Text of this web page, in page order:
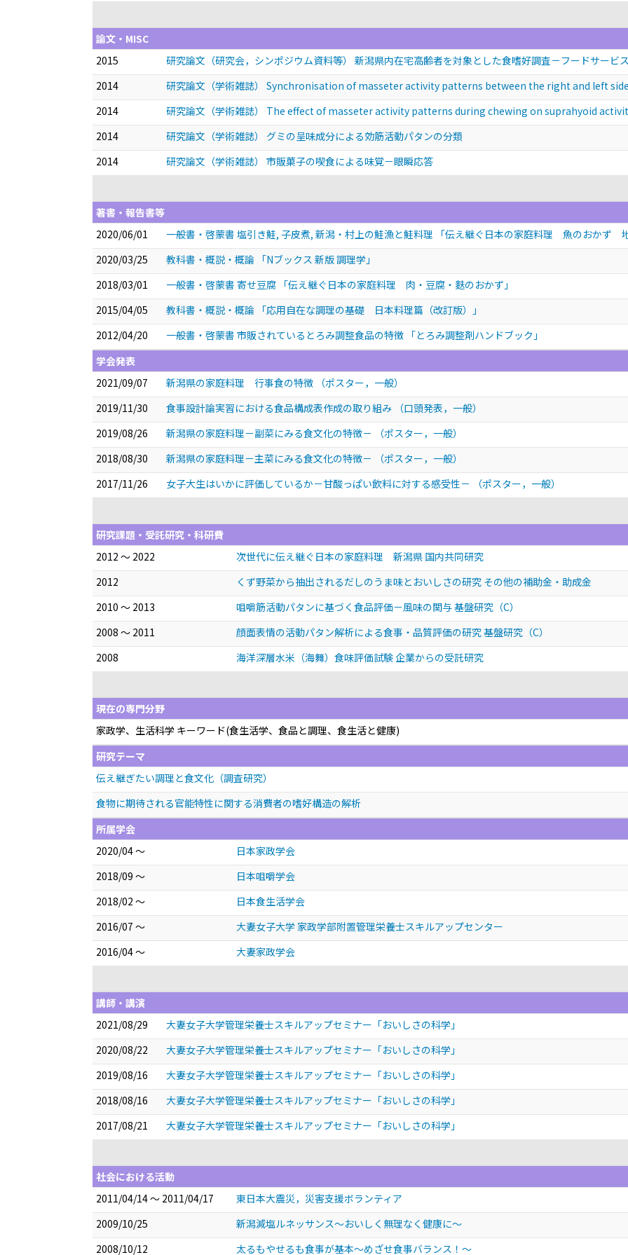
論文・MISC
2015
研究論文（研究会，シンポジウム資料等） 新潟県内在宅高齢者を対象とした食嗜好調査－フードサービ
2014
研究論文（学術雑誌） Synchronisation of masseter activity patterns between the right and left
2014
研究論文（学術雑誌） The effect of masseter activity patterns during chewing on suprahyoid
2014
研究論文（学術雑誌） グミの呈味成分による効筋活動パタンの分類
2014
研究論文（学術雑誌） 市販菓子の喫食による味覚－眼瞬応答
著書・報告書等
2020/06/01
一般書・啓蒙書 塩引き鮭, 子皮煮, 新潟・村上の鮭漁と鮭料理 「伝え継ぐ日本の家庭料理 魚のおかず
2020/03/25
教科書・概説・概論 「Nブックス 新版 調理学」
2018/03/01
一般書・啓蒙書 寄せ豆腐 「伝え継ぐ日本の家庭料理 肉・豆腐・麩のおかず」
2015/04/05
教科書・概説・概論 「応用自在な調理の基礎 日本料理篇（改訂版）」
2012/04/20
一般書・啓蒙書 市販されているとろみ調整食品の特徴 「とろみ調整剤ハンドブック」
学会発表
2021/09/07
新潟県の家庭料理 行事食の特徴
（ポスター，一般）
2019/11/30
食事設計論実習における食品構成表作成の取り組み
（口頭発表，一般）
2019/08/26
新潟県の家庭料理－副菜にみる食文化の特徴－
（ポスター，一般）
2018/08/30
新潟県の家庭料理－主菜にみる食文化の特徴－
（ポスター，一般）
2017/11/26
女子大生はいかに評価しているか－甘酸っぱい飲料に対する感受性－
（ポスター，一般）
研究課題・受託研究・科研費
2012 ～ 2022
次世代に伝え継ぐ日本の家庭料理 新潟県 国内共同研究
2012
くず野菜から抽出されるだしのうま味とおいしさの研究 その他の補助金・助成金
2010 ～ 2013
咀嚼筋活動パタンに基づく食品評価－風味の関与 基盤研究（C）
2008 ～ 2011
顔面表情の活動パタン解析による食事・品質評価の研究 基盤研究（C）
2008
海洋深層水米（海舞）食味評価試験 企業からの受託研究
現在の専門分野
家政学、生活科学 キーワード(食生活学、食品と調理、食生活と健康)
研究テーマ
伝え継ぎたい調理と食文化（調査研究）
食物に期待される官能特性に関する消費者の嗜好構造の解析
所属学会
2020/04 ～
日本家政学会
2018/09 ～
日本咀嚼学会
2018/02 ～
日本食生活学会
2016/07 ～
大妻女子大学 家政学部附置管理栄養士スキルアップセンター
2016/04 ～
大妻家政学会
講師・講演
2021/08/29
大妻女子大学管理栄養士スキルアップセミナー「おいしさの科学」
2020/08/22
大妻女子大学管理栄養士スキルアップセミナー「おいしさの科学」
2019/08/16
大妻女子大学管理栄養士スキルアップセミナー「おいしさの科学」
2018/08/16
大妻女子大学管理栄養士スキルアップセミナー「おいしさの科学」
2017/08/21
大妻女子大学管理栄養士スキルアップセミナー「おいしさの科学」
社会における活動
2011/04/14 ～ 2011/04/17
東日本大震災，災害支援ボランティア
2009/10/25
新潟減塩ルネッサンス～おいしく無理なく健康に～
2008/10/12
太るもやせるも食事が基本～めざせ食事バランス！～